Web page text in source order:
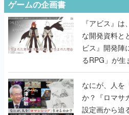
ゲームの企画書
『アビス』
な開発資料と
ビス』開発陣
るRPG」が
書】
なにが、人を
か？『ロマサ
設定画から迫